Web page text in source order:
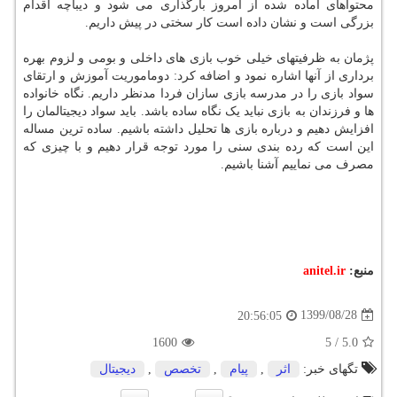
محتواهای آماده شده از امروز بارگذاری می شود و دیباچه اقدام
بزرگی است و نشان داده است کار سختی در پیش داریم.
پژمان به ظرفیتهای خیلی خوب بازی های داخلی و بومی و لزوم بهره
برداری از آنها اشاره نمود و اضافه کرد: دوماموریت آموزش و ارتقای
سواد بازی را در مدرسه بازی سازان فردا مدنظر داریم. نگاه خانواده
ها و فرزندان به بازی نباید یک نگاه ساده باشد. باید سواد دیجیتالمان را
افزایش دهیم و درباره بازی ها تحلیل داشته باشیم. ساده ترین مساله
این است که رده بندی سنی را مورد توجه قرار دهیم و با چیزی که
مصرف می نماییم آشنا باشیم.
منبع: anitel.ir
1399/08/28
20:56:05
5.0
/
5
1600
تگهای خبر:
اثر پیام تخصص دیجیتال